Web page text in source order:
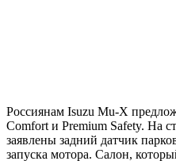
Россиянам Isuzu Mu-X
Comfort и Premium Safety. На
заявлены задний датчик
запуска мотора. Салон,